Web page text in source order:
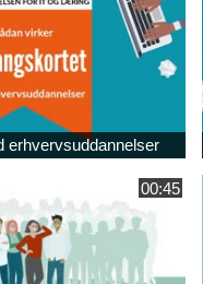
erhvervsuddannelser
00:45